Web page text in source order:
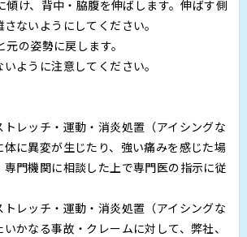
傾け、背中・脇腹を伸ばします。伸ばす側
ないようにしてください。
の姿勢に戻します。
ように注意してください。
トレッチ・運動・消炎処置（アイシングな
体に異変が生じたり、強い痛みを感じた場
門機関に相談した上で専門医の指示に従
トレッチ・運動・消炎処置（アイシングな
かなる事故・クレームに対して、弊社、